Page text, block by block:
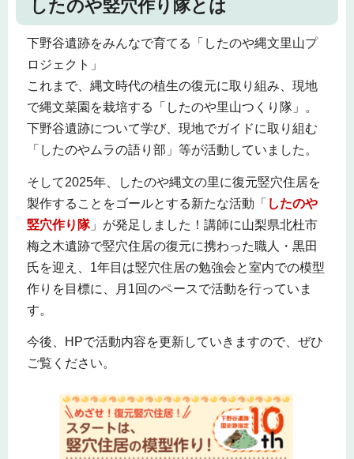
したのや竪穴作り隊とは
下野谷遺跡をみんなで育てる「したのや縄文里山プ
ロジェクト」
これまで、縄文時代の植生の復元に取り組み、現地
で縄文菜園を栽培する「したのや里山つくり隊」。
下野谷遺跡について学び、現地でガイドに取り組む
「したのやムラの語り部」等が活動していました。
そして2025年、したのや縄文の里に復元竪穴住居を
製作することをゴールとする新たな活動「 したのや
竪穴作り隊」が発足しました！講師に山梨県北杜市
梅之木遺跡で竪穴住居の復元に携わった職人・黒田
氏を迎え、1年目は竪穴住居の勉強会と室内での模型
作りを目標に、月1回のペースで活動を行っていま
す。
今後、HPで活動内容を更新していきますので、ぜひ
ご覧ください。